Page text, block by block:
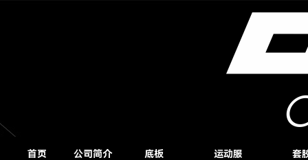
套
底板 运动服
首页 公司简介